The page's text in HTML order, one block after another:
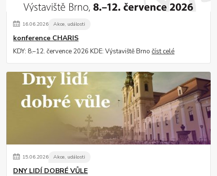
16.06.2026 Akce, události
konference CHARIS
KDY: 8.–12. července 2026 KDE: Výstaviště Brnočíst celé
15.06.2026 Akce, události
DNY LIDÍ DOBRÉ VŮLE